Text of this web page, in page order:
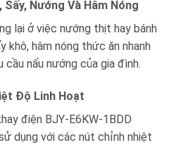
Nướng Và Hâm Nóng
lại ở việc nướng thịt hay bánh
khô, hâm nóng thức ăn nhanh
cầu nấu nướng của gia đình.
Độ Linh Hoạt
điện BJY-E6KW-1BDD
dụng với các nút chỉnh nhiệt